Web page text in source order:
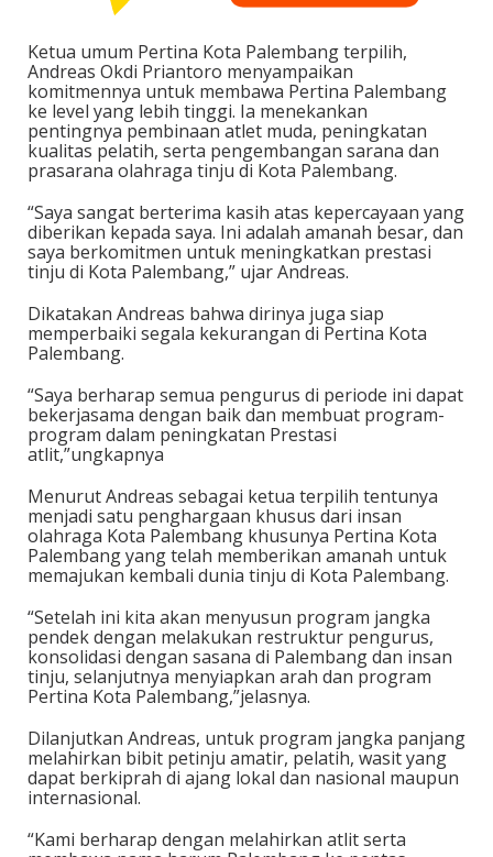
Ketua umum Pertina Kota Palembang terpilih,
Andreas Okdi Priantoro menyampaikan
komitmennya untuk membawa Pertina Palembang
ke level yang lebih tinggi. Ia menekankan
pentingnya pembinaan atlet muda, peningkatan
kualitas pelatih, serta pengembangan sarana dan
prasarana olahraga tinju di Kota Palembang.
“Saya sangat berterima kasih atas kepercayaan yang
diberikan kepada saya. Ini adalah amanah besar, dan
saya berkomitmen untuk meningkatkan prestasi
tinju di Kota Palembang,” ujar Andreas.
Dikatakan Andreas bahwa dirinya juga siap
memperbaiki segala kekurangan di Pertina Kota
Palembang.
“Saya berharap semua pengurus di periode ini dapat
bekerjasama dengan baik dan membuat program-
program dalam peningkatan Prestasi
atlit,”ungkapnya
Menurut Andreas sebagai ketua terpilih tentunya
menjadi satu penghargaan khusus dari insan
olahraga Kota Palembang khusunya Pertina Kota
Palembang yang telah memberikan amanah untuk
memajukan kembali dunia tinju di Kota Palembang.
“Setelah ini kita akan menyusun program jangka
pendek dengan melakukan restruktur pengurus,
konsolidasi dengan sasana di Palembang dan insan
tinju, selanjutnya menyiapkan arah dan program
Pertina Kota Palembang,”jelasnya.
Dilanjutkan Andreas, untuk program jangka panjang
melahirkan bibit petinju amatir, pelatih, wasit yang
dapat berkiprah di ajang lokal dan nasional maupun
internasional.
“Kami berharap dengan melahirkan atlit serta